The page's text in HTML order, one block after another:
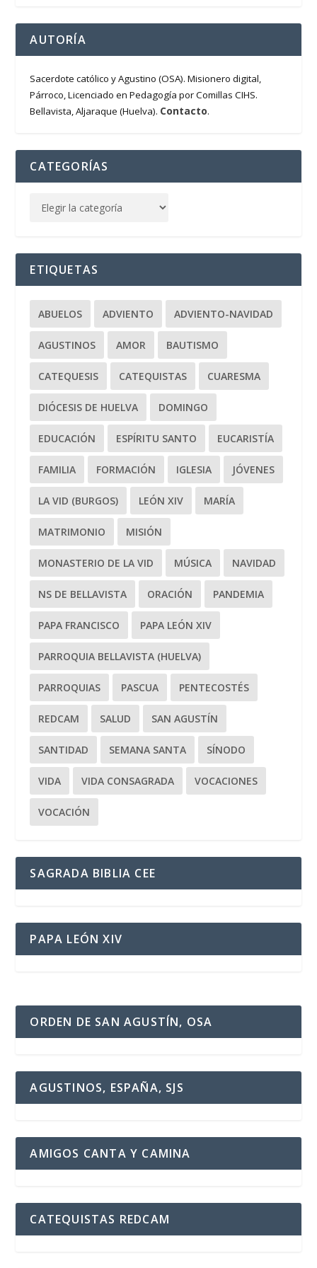
AUTORÍA
Sacerdote católico y Agustino (OSA). Misionero digital,
Párroco, Licenciado en Pedagogía por Comillas CIHS.
Bellavista, Aljaraque (Huelva). Contacto.
CATEGORÍAS
ETIQUETAS
ABUELOS ADVIENTO ADVIENTO-NAVIDAD
AGUSTINOS AMOR BAUTISMO
CATEQUESIS CATEQUISTAS CUARESMA
DIÓCESIS DE HUELVA DOMINGO
EDUCACIÓN ESPÍRITU SANTO EUCARISTÍA
FAMILIA FORMACIÓN IGLESIA JÓVENES
LA VID (BURGOS) LEÓN XIV MARÍA
MATRIMONIO MISIÓN
MONASTERIO DE LA VID MÚSICA NAVIDAD
NS DE BELLAVISTA ORACIÓN PANDEMIA
PAPA FRANCISCO PAPA LEÓN XIV
PARROQUIA BELLAVISTA (HUELVA)
PARROQUIAS PASCUA PENTECOSTÉS
REDCAM SALUD SAN AGUSTÍN
SANTIDAD SEMANA SANTA SÍNODO
VIDA VIDA CONSAGRADA VOCACIONES
VOCACIÓN
SAGRADA BIBLIA CEE
PAPA LEÓN XIV
ORDEN DE SAN AGUSTÍN, OSA
AGUSTINOS, ESPAÑA, SJS
AMIGOS CANTA Y CAMINA
CATEQUISTAS REDCAM